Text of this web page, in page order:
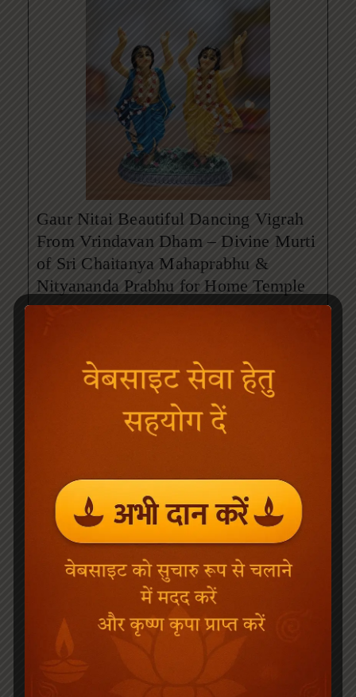
Gaur Nitai Beautiful Dancing Vigrah
From Vrindavan Dham – Divine Murti
of Sri Chaitanya Mahaprabhu &
Nityananda Prabhu for Home Temple
Add to cart